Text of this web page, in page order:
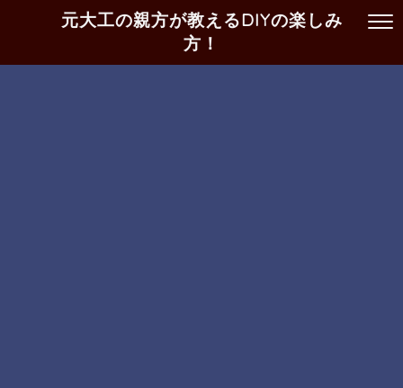
元大工の親方が教えるDIYの楽しみ
方！